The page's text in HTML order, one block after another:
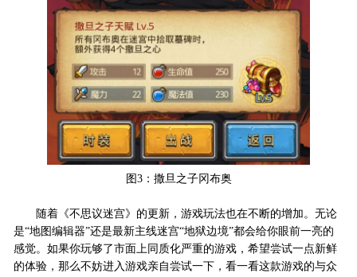
图3：撒旦之子冈布奥
随着《不思议迷宫》的更新，游戏玩法也在不断的增加。无论
是“地图编辑器”还是最新主线迷宫“地狱边境”都会给你眼前一亮的
感觉。如果你玩够了市面上同质化严重的游戏，希望尝试一点新鲜
的体验，那么不妨进入游戏亲自尝试一下，看一看这款游戏的与众